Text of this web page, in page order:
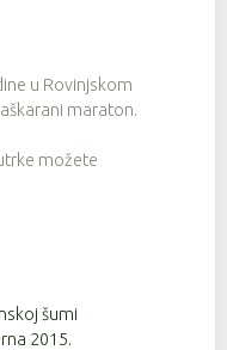
u Rovinjskom
maraton.
možete
šumi
2015.